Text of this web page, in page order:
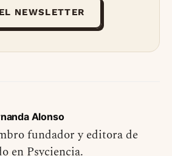
NEWSLETTER
Alonso
fundador y editora de
en Psyciencia.